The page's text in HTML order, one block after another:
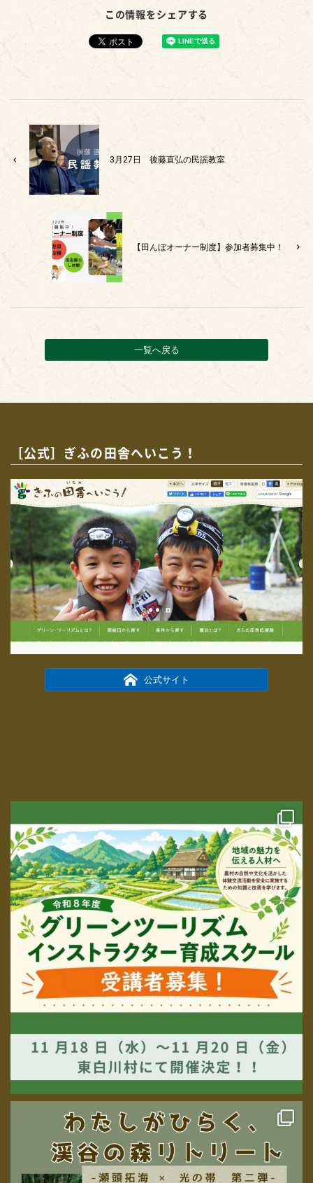
この情報をシェアする
3月27日 後藤直弘の民謡教室
【田んぼオーナー制度】参加者募集中！
一覧へ戻る
［公式］ぎふの田舎へいこう！
公式サイト